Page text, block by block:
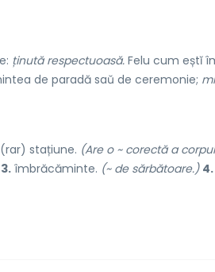
ținută respectuoasă. Felu cum eștĭ
de paradă saŭ de ceremonie;
stațiune. (Are o ~ corectă a
3. îmbrăcăminte. (~ de sărbătoare.) 4.